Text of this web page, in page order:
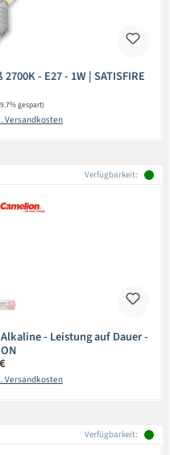
- E27 - 1W | SATISFIRE
gespart)
Versandkosten
Verfügbarkeit:
- Leistung auf Dauer -
Preis:
Versandkosten
Verfügbarkeit: